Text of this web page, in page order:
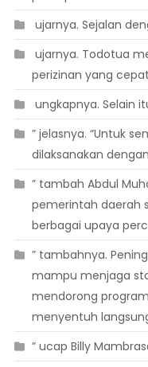
 ujarnya. Sejalan
 ujarnya. Todotua
perizinan yang cepat
 ungkapnya. Selain
” jelasnya. “Untuk
dilaksanakan
” tambah Abdul
pemerintah daerah
berbagai upaya
” tambahnya.
mampu menjaga
mendorong
menyentuh
” ucap Billy